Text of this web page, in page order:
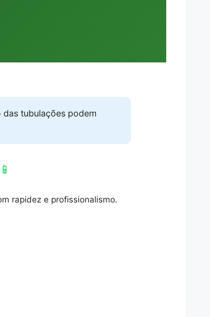
das tubulações podem
📱
rapidez e profissionalismo.